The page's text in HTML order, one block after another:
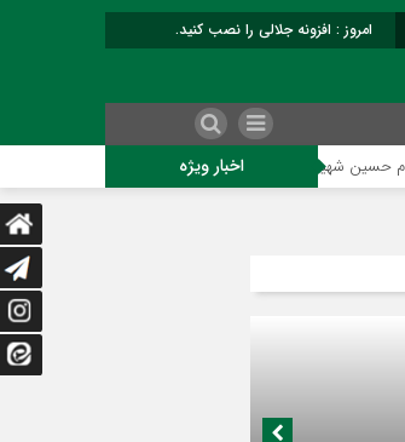
امروز : افزونه جلالی را نصب کنید.
اخبار ویژه نماز است هلاکت چهار شرور مسلح وکشف ۷۰۰ کیلوگرم مواد مخدر